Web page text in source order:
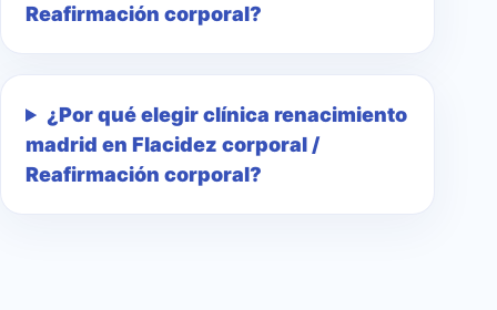
Reafirmación corporal?
¿Por qué elegir clínica renacimiento
madrid en Flacidez corporal /
Reafirmación corporal?